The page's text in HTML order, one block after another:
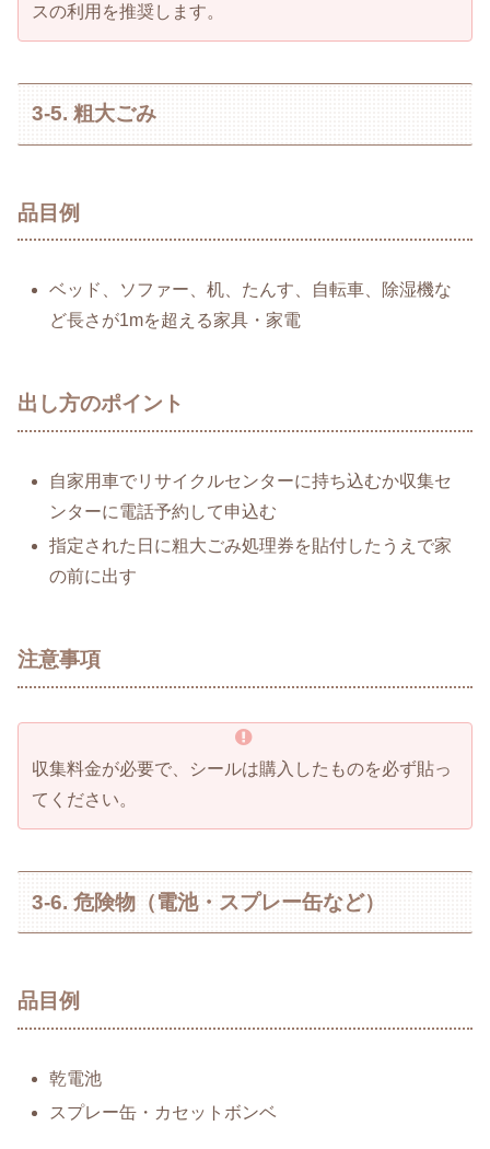
スの利用を推奨します。
3-5. 粗大ごみ
品目例
ベッド、ソファー、机、たんす、自転車、除湿機な
ど長さが1mを超える家具・家電
出し方のポイント
自家用車でリサイクルセンターに持ち込むか収集セ
ンターに電話予約して申込む
指定された日に粗大ごみ処理券を貼付したうえで家
の前に出す
注意事項
収集料金が必要で、シールは購入したものを必ず貼っ
てください。
3-6. 危険物（電池・スプレー缶など）
品目例
乾電池
スプレー缶・カセットボンベ